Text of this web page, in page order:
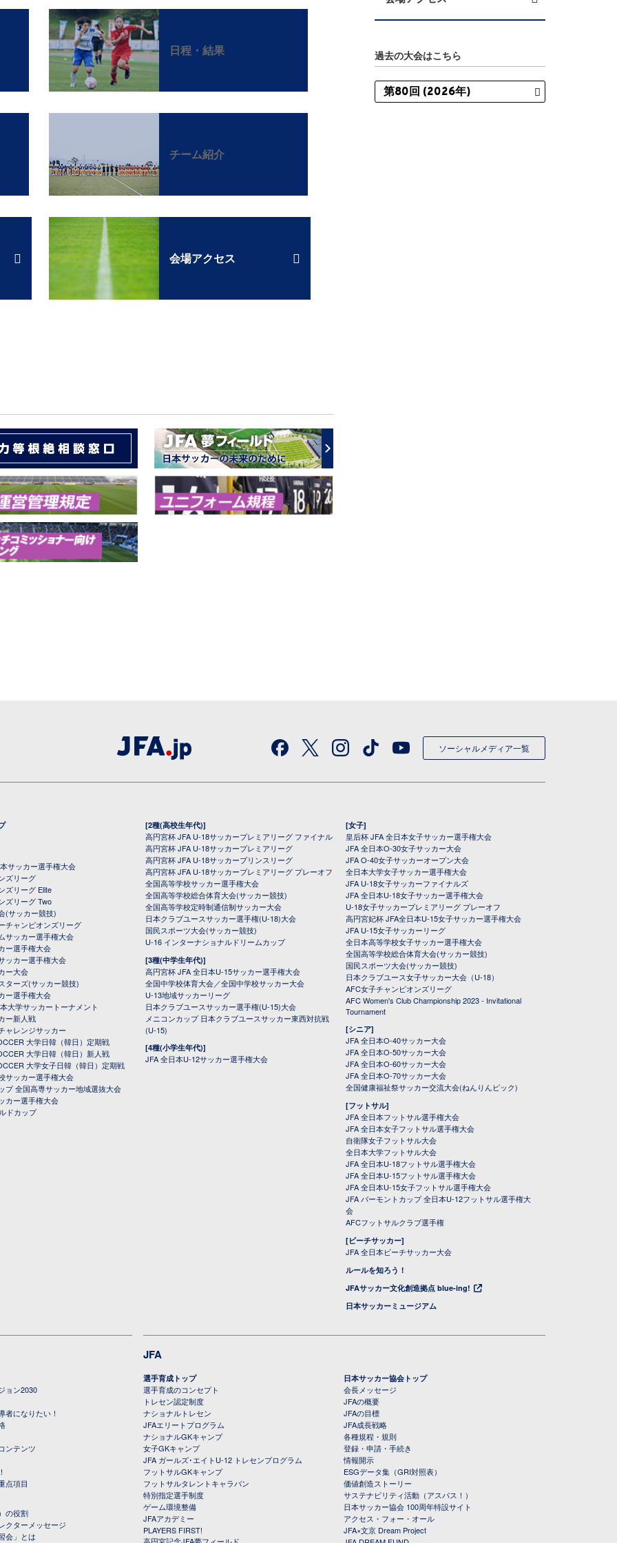
日程・結果
チーム紹介
会場アクセス
過去の大会はこちら
ソーシャルメディア一覧
サッカー選手権大会
ズリーグ
ズリーグ Elite
ズリーグ Two
(サッカー競技)
チャンピオンズリーグ
サッカー選手権大会
ー選手権大会
ッカー選手権大会
ー大会
ターズ(サッカー競技)
ー選手権大会
大学サッカートーナメント
ー新人戦
ャレンジサッカー
大学日韓（韓日）定期戦
大学日韓（韓日）新人戦
大学女子日韓（韓日）定期戦
サッカー選手権大会
プ 全国高専サッカー地域選抜大会
カー選手権大会
ドカップ
[2種(高校生年代)]
高円宮杯 JFA U-18サッカープレミアリーグ ファイナル
高円宮杯 JFA U-18サッカープレミアリーグ
高円宮杯 JFA U-18サッカープリンスリーグ
高円宮杯 JFA U-18サッカープレミアリーグ プレーオフ
全国高等学校サッカー選手権大会
全国高等学校総合体育大会(サッカー競技)
全国高等学校定時制通信制サッカー大会
日本クラブユースサッカー選手権(U-18)大会
国民スポーツ大会(サッカー競技)
U-16 インターナショナルドリームカップ
[3種(中学生年代)]
高円宮杯 JFA 全日本U-15サッカー選手権大会
全国中学校体育大会／全国中学校サッカー大会
U-13地域サッカーリーグ
日本クラブユースサッカー選手権(U-15)大会
メニコンカップ 日本クラブユースサッカー東西対抗戦
(U-15)
[4種(小学生年代)]
JFA 全日本U-12サッカー選手権大会
[女子]
皇后杯 JFA 全日本女子サッカー選手権大会
JFA 全日本O-30女子サッカー大会
JFA O-40女子サッカーオープン大会
全日本大学女子サッカー選手権大会
JFA U-18女子サッカーファイナルズ
JFA 全日本U-18女子サッカー選手権大会
U-18女子サッカープレミアリーグ プレーオフ
高円宮妃杯 JFA全日本U-15女子サッカー選手権大会
JFA U-15女子サッカーリーグ
全日本高等学校女子サッカー選手権大会
全国高等学校総合体育大会(サッカー競技)
国民スポーツ大会(サッカー競技)
日本クラブユース女子サッカー大会（U-18）
AFC女子チャンピオンズリーグ
AFC Women's Club Championship 2023 - Invitational
Tournament
[シニア]
JFA 全日本O-40サッカー大会
JFA 全日本O-50サッカー大会
JFA 全日本O-60サッカー大会
JFA 全日本O-70サッカー大会
全国健康福祉祭サッカー交流大会(ねんりんピック)
[フットサル]
JFA 全日本フットサル選手権大会
JFA 全日本女子フットサル選手権大会
自衛隊女子フットサル大会
全日本大学フットサル大会
JFA 全日本U-18フットサル選手権大会
JFA 全日本U-15フットサル選手権大会
JFA 全日本U-15女子フットサル選手権大会
JFA バーモントカップ 全日本U-12フットサル選手権大
会
AFCフットサルクラブ選手権
[ビーチサッカー]
JFA 全日本ビーチサッカー大会
ルールを知ろう！
JFAサッカー文化創造拠点 blue-ing!
日本サッカーミュージアム
ョン2030
者になりたい！
ンテンツ
点項目
の役割
クターメッセージ
会」とは
JFA
選手育成トップ
選手育成のコンセプト
トレセン認定制度
ナショナルトレセン
JFAエリートプログラム
ナショナルGKキャンプ
女子GKキャンプ
JFA ガールズ･エイトU-12 トレセンプログラム
フットサルGKキャンプ
フットサルタレントキャラバン
特別指定選手制度
ゲーム環境整備
JFAアカデミー
PLAYERS FIRST!
高円宮記念JFA夢フィールド
日本サッカー協会トップ
会長メッセージ
JFAの概要
JFAの目標
JFA成長戦略
各種規程・規則
登録・申請・手続き
情報開示
ESGデータ集（GRI対照表）
価値創造ストーリー
サステナビリティ活動（アスパス！）
日本サッカー協会 100周年特設サイト
アクセス・フォー・オール
JFA×文京 Dream Project